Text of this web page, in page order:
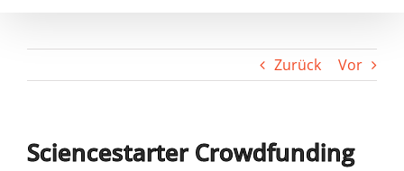
Zurück Vor
Sciencestarter Crowdfunding